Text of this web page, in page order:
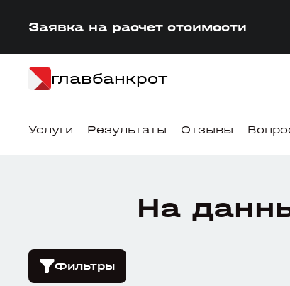
Заявка на расчет стоимости
главбанкрот
Услуги Результаты Отзывы
На
Фильтры